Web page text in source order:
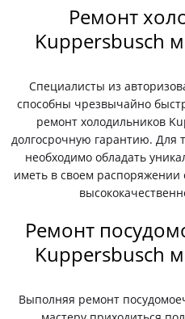
Ремонт
Kuppersbusch
Специалисты из
способны чрезвычайно
ремонт холодильников
долгосрочную гарантию. Для
необходимо обладать
иметь в своем
Ремонт
Kuppersbusch
Выполняя ремонт